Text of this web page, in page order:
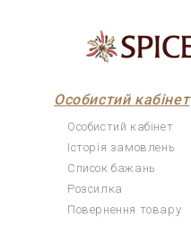
Особистий кабінет
Особистий кабінет
Історія замовлень
Список бажань
Розсилка
Повернення товару